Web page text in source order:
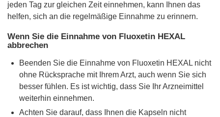
jeden Tag zur gleichen Zeit einnehmen, kann Ihnen das
helfen, sich an die regelmäßige Einnahme zu erinnern.
Wenn Sie die Einnahme von Fluoxetin HEXAL
abbrechen
Beenden Sie die Einnahme von Fluoxetin HEXAL nicht
ohne Rücksprache mit Ihrem Arzt, auch wenn Sie sich
besser fühlen. Es ist wichtig, dass Sie Ihr Arzneimittel
weiterhin einnehmen.
Achten Sie darauf, dass Ihnen die Kapseln nicht